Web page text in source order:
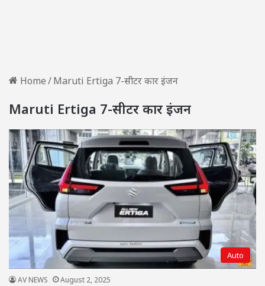
Home/Maruti Ertiga 7-सीटर कार इंजन
Maruti Ertiga 7-सीटर कार इंजन
Auto
AV NEWS August 2, 2025